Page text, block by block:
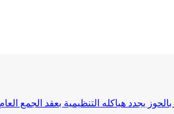
بالحوز يجدد هياكله التنظيمية بعقد الجمع